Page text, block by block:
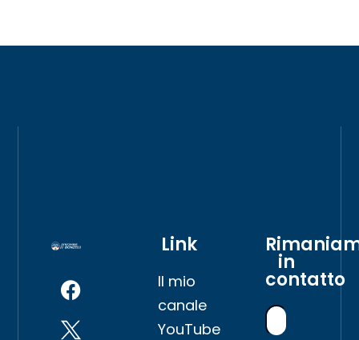
Link
Il mio
canale
YouTube
in
contatto